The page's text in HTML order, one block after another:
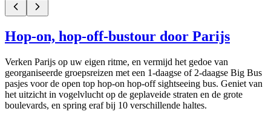
Hop-on, hop-off-bustour door Parijs
Verken Parijs op uw eigen ritme, en vermijd het gedoe van
georganiseerde groepsreizen met een 1-daagse of 2-daagse Big Bus
pasjes voor de open top hop-on hop-off sightseeing bus. Geniet van
het uitzicht in vogelvlucht op de geplaveide straten en de grote
boulevards, en spring eraf bij 10 verschillende haltes.